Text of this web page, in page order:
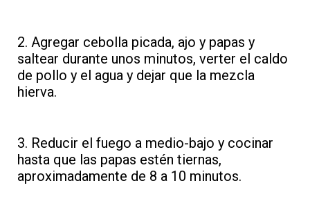
2. Agregar cebolla picada, ajo y papas y
saltear durante unos minutos, verter el caldo
de pollo y el agua y dejar que la mezcla
hierva.
3. Reducir el fuego a medio-bajo y cocinar
hasta que las papas estén tiernas,
aproximadamente de 8 a 10 minutos.